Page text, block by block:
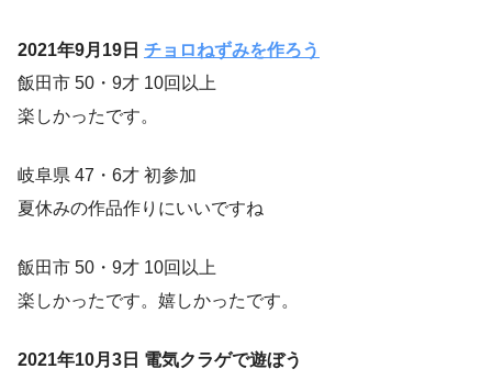
2021年9月19日 チョロねずみを作ろう
飯田市 50・9才 10回以上
楽しかったです。
岐阜県 47・6才 初参加
夏休みの作品作りにいいですね
飯田市 50・9才 10回以上
楽しかったです。嬉しかったです。
2021年10月3日 電気クラゲで遊ぼう